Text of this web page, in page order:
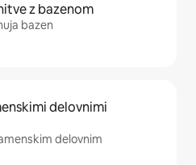
z bazenom
bazen
delovnimi
delovnim